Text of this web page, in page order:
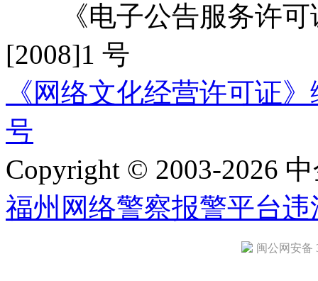
《电子公告服务许可
[2008]1 号
《网络文化经营许可证
号
Copyright © 2003-2026
福州网络警察报警平台违
闽公网安备